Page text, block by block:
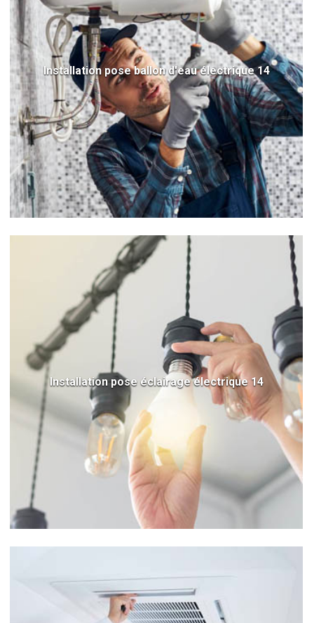
Installation pose ballon d'eau électrique 14
Installation pose éclairage électrique 14